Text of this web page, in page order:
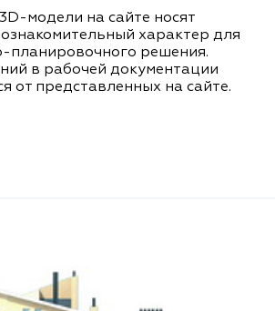
модели на сайте носят
характер для
планировочного решения.
в рабочей документации
от представленных на сайте.